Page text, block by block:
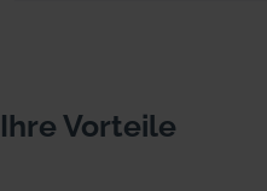
Ihre Vorteile